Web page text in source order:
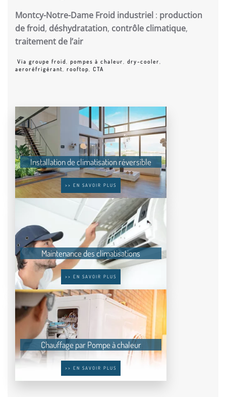
Montcy-Notre-Dame Froid industriel : production
de froid, déshydratation, contrôle climatique,
traitement de l’air
Via groupe froid, pompes à chaleur, dry-cooler,
aeroréfrigérant, rooftop, CTA
Installation de climatisation réversible
>> EN SAVOIR PLUS
Maintenance des climatisations
>> EN SAVOIR PLUS
Chauffage par Pompe à chaleur
>> EN SAVOIR PLUS